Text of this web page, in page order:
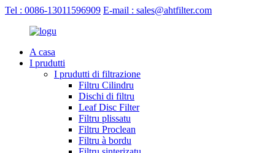
Tel : 0086-13011596909 E-mail : sales@ahtfilter.com
A casa
I prudutti
I prudutti di filtrazione
Filtru Cilindru
Dischi di filtru
Leaf Disc Filter
Filtru plissatu
Filtru Proclean
Filtru à bordu